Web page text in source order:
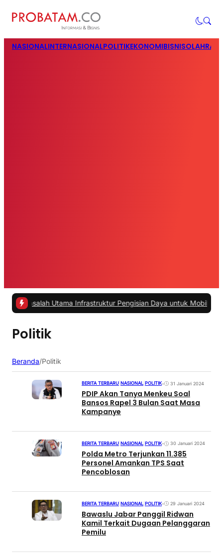
NASIONALINTERNASIONALPOLITIKEKONOMIBISNIS
Utama Infrastruktur Pengisian Daya untuk Mobil Listrik
Politik
Beranda/Politik
BERITA TERBARU NASIONAL POLITIK• 31 Januari 2024
PDIP Akan Tanya Menkeu Soal
Bansos Rapel 3 Bulan Saat Masa
Kampanye
BERITA TERBARU NASIONAL POLITIK• 30 Januari 2024
Polda Metro Terjunkan 11.385
Personel Amankan TPS Saat
Pencoblosan
BERITA TERBARU NASIONAL POLITIK• 29 Januari 2024
Bawaslu Jabar Panggil Ridwan
Kamil Terkait Dugaan Pelanggaran
Pemilu